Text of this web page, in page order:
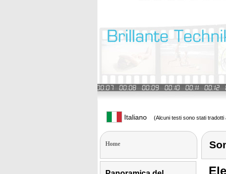
Italiano (Alcuni testi sono stati tradotti
Home